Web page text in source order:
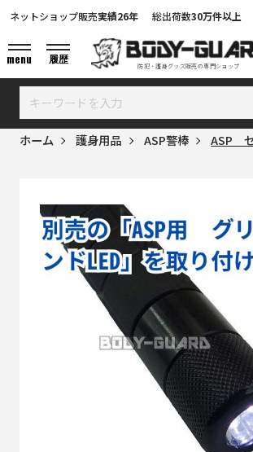
防犯・護身グッズ販売の専門ショップ
ネットショップ販売実績26年 総出荷数30万件以上
menu 履歴
ホーム 護身用品 ASP警棒 ASP